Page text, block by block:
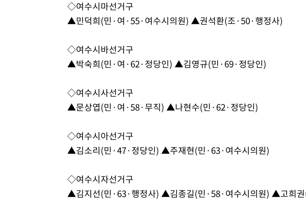
◇여수시마선거구
▲민덕희(민·여·55·여수시의원) ▲권석환(조·50·행정사)
◇여수시바선거구
▲박숙희(민·여·62·정당인) ▲김영규(민·69·정당인)
◇여수시사선거구
▲문상엽(민·여·58·무직) ▲나현수(민·62·정당인)
◇여수시아선거구
▲김소리(민·47·정당인) ▲주재현(민·63·여수시의원)
◇여수시자선거구
▲김지선(민·63·행정사) ▲김종길(민·58·여수시의원) ▲고희권